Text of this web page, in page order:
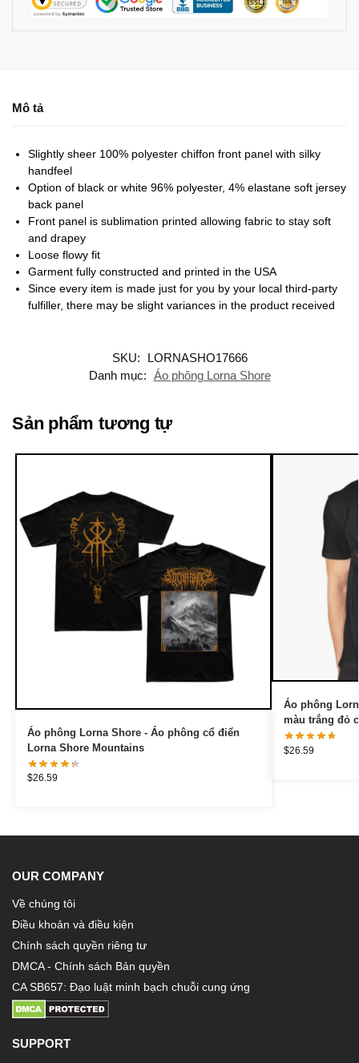
Mô tả
Slightly sheer 100% polyester chiffon front panel with silky
handfeel
Option of black or white 96% polyester, 4% elastane soft jersey
back panel
Front panel is sublimation printed allowing fabric to stay soft
and drapey
Loose flowy fit
Garment fully constructed and printed in the USA
Since every item is made just for you by your local third-party
fulfiller, there may be slight variances in the product received
SKU:
LORNASHO17666
Danh mục: Áo phông Lorna Shore
Sản phẩm tương tự
Áo phông Lorna Shore - Áo phông cổ điển
Lorna Shore Mountains
$26.59
Áo phông
màu trắng đỏ
$26.59
OUR COMPANY
Về chúng tôi
Điều khoản và điều kiện
Chính sách quyền riêng tư
DMCA - Chính sách Bản quyền
CA SB657: Đạo luật minh bạch chuỗi cung ứng
SUPPORT